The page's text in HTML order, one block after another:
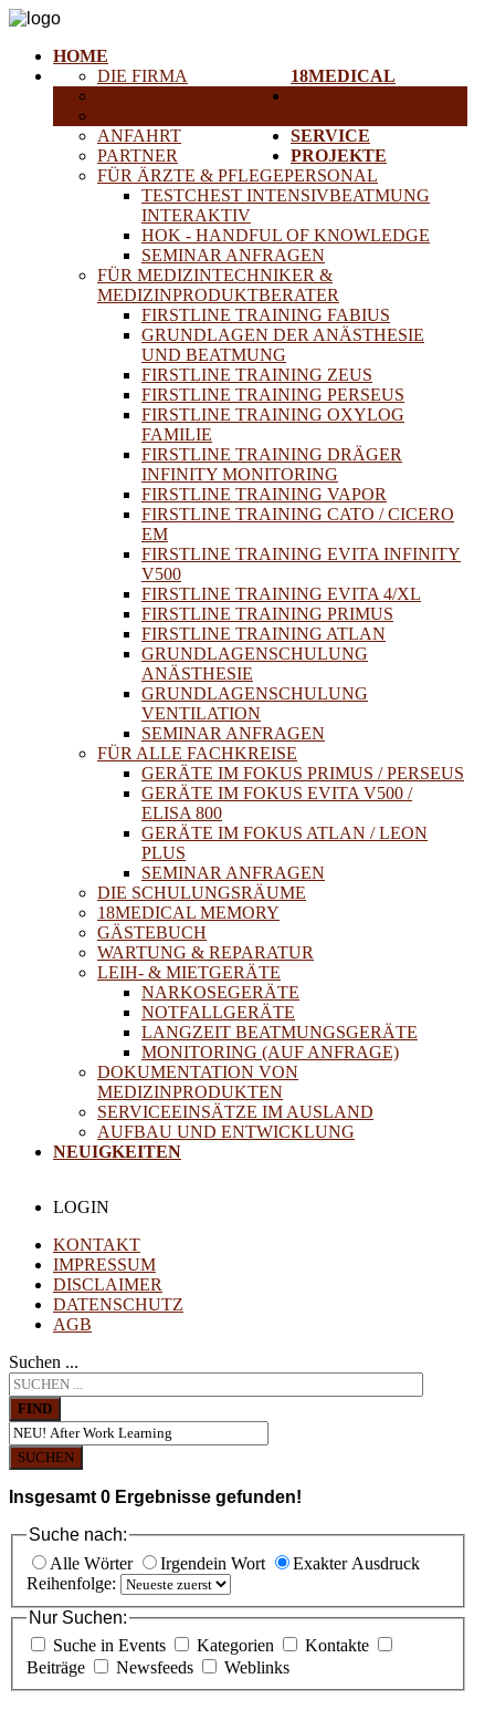
HOME
18MEDICAL
DIE FIRMA
ANFAHRT
PARTNER
FÜR ÄRZTE & PFLEGEPERSONAL
TESTCHEST INTENSIVBEATMUNG
INTERAKTIV
HOK - HANDFUL OF KNOWLEDGE
SEMINAR ANFRAGEN
FÜR MEDIZINTECHNIKER &
MEDIZINPRODUKTBERATER
FIRSTLINE TRAINING FABIUS
GRUNDLAGEN DER ANÄSTHESIE
UND BEATMUNG
FIRSTLINE TRAINING ZEUS
FIRSTLINE TRAINING PERSEUS
FIRSTLINE TRAINING OXYLOG
FAMILIE
FIRSTLINE TRAINING DRÄGER
INFINITY MONITORING
FIRSTLINE TRAINING VAPOR
FIRSTLINE TRAINING CATO / CICERO
EM
FIRSTLINE TRAINING EVITA INFINITY
V500
FIRSTLINE TRAINING EVITA 4/XL
FIRSTLINE TRAINING PRIMUS
FIRSTLINE TRAINING ATLAN
GRUNDLAGENSCHULUNG
ANÄSTHESIE
GRUNDLAGENSCHULUNG
VENTILATION
SEMINAR ANFRAGEN
FÜR ALLE FACHKREISE
GERÄTE IM FOKUS PRIMUS / PERSEUS
GERÄTE IM FOKUS EVITA V500 /
ELISA 800
GERÄTE IM FOKUS ATLAN / LEON
PLUS
SEMINAR ANFRAGEN
DIE SCHULUNGSRÄUME
18MEDICAL MEMORY
GÄSTEBUCH
SERVICE
WARTUNG & REPARATUR
LEIH- & MIETGERÄTE
NARKOSEGERÄTE
NOTFALLGERÄTE
LANGZEIT BEATMUNGSGERÄTE
MONITORING (AUF ANFRAGE)
DOKUMENTATION VON
MEDIZINPRODUKTEN
PROJEKTE
SERVICEEINSÄTZE IM AUSLAND
AUFBAU UND ENTWICKLUNG
NEUIGKEITEN
LOGIN
KONTAKT
IMPRESSUM
DISCLAIMER
DATENSCHUTZ
AGB
Suchen ...
FIND
SUCHEN
Insgesamt 0 Ergebnisse gefunden!
Suche nach:
Alle Wörter
Irgendein Wort
Exakter Ausdruck
Reihenfolge:
Nur Suchen:
Suche in Events
Kategorien
Kontakte
Beiträge
Newsfeeds Weblinks